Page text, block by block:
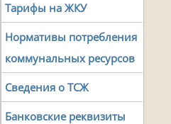
Тарифы на ЖКУ
Нормативы потребления
коммунальных ресурсов
Сведения о ТСЖ
Банковские реквизиты